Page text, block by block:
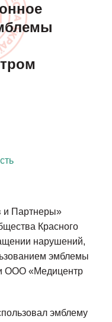
и Партнеры»
Красного
нарушений,
эмблемы
ООО «Медицентр
эмблему